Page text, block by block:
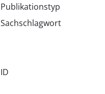
Publikationstyp
Sachschlagwort
ID